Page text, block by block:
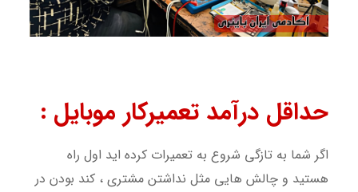
حداقل درآمد تعمیرکار موبایل :
اگر شما به تازگی شروع به تعمیرات کرده اید اول راه
هستید و چالش هایی مثل نداشتن مشتری ، کند بودن در